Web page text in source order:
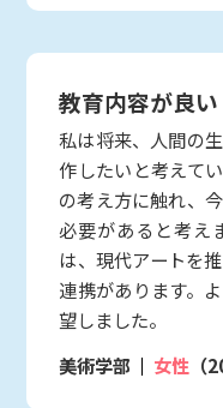
教育内容が良い
私は将来、人間の
作したいと考えて
の考え方に触れ、
必要があると考え
は、現代アートを
連携があります。
望しました。
美術学部
女性 （